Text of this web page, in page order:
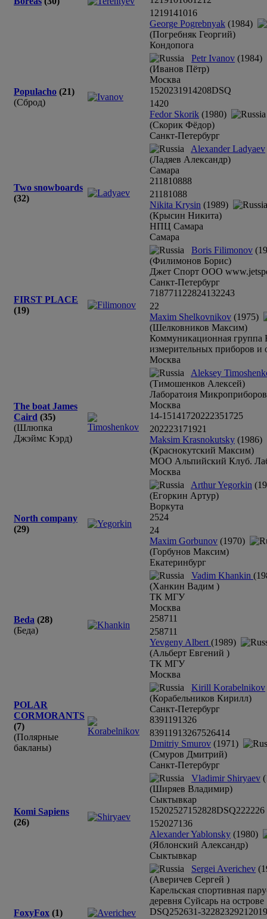
1219141016
George Pogrebnyak (1984)
(Погребняк Георгий)
Кондопога
Populacho (21)
(Сброд)
Petr Ivanov (1984)
(Иванов Пётр)
Москва
1520231914208DSQ
1420
Fedor Skorik (1980)
(Скорик Фёдор)
Санкт-Петербург
Two snowboards
(32)
Alexander Ladyaev
(Ладяев Александр)
Самара
211810888
21181088
Nikita Krysin (1989)
(Крысин Никита)
НПЦ Самара
Самара
FIRST PLACE
(19)
Boris Filimonov
(Филимонов Борис)
Джет Спорт ООО
Санкт-Петербург
7187711 22824132243
22
Maxim Shelkovnikov (1975)
(Шелковников Максим)
Коммуникационная группа
измерительных приборов
Москва
The boat James
Caird (35)
(Шлюпка
Джэймс Кэрд)
Aleksey
(Тимошенков Алексей)
Лаборатоия Микроприборов
Москва
14-15141720222351725
202223171921
Maksim Krasnokutsky (1986)
(Краснокутский Максим)
МОО Альпийский Клуб.
Москва
North company
(29)
Arthur Yegorkin
(Егоркин Артур)
Воркута
2524
24
Maxim Gorbunov (1970)
(Горбунов Максим)
Екатеринбург
Beda (28)
(Беда)
Vadim Khankin
(Ханкин Вадим )
ТК МГУ
Москва
258711
258711
Yevgeny Albert (1989)
(Альберт Евгений )
ТК МГУ
Москва
POLAR
CORMORANTS
(7)
(Полярные
бакланы)
Kirill Korabelnikov
(Корабельников Кирилл)
Санкт-Петербург
8391191326
83911913267526414
Dmitriy Smurov (1971)
(Смуров Дмитрий)
Санкт-Петербург
Komi Sapiens
(26)
Vladimir Shiryaev
(Ширяев Владимир)
Сыктывкар
15202527152828DSQ222226
152027136
Alexander Yablonsky (1980)
(Яблонский Александр)
Сыктывкар
FoxyFox (1)
Sergei Averichev
(Аверичев Сергей )
Карельская спортивная
деревня Суйсарь на острове
DSQ252631-3228232921 2019